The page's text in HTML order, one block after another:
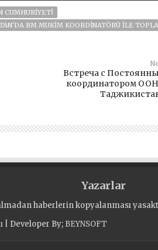
CUMHURIYETI
BM MUKIM KOORDINATÖRÜ ILE
Встреча с
координатором
Yazarlar
haberlerin kopyalanması
| Developer By; BEYNSOFT